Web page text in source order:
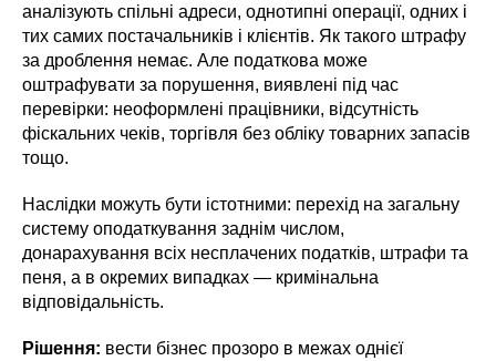
аналізують спільні адреси, однотипні операції, одних і
тих самих постачальників і клієнтів. Як такого штрафу
за дроблення немає. Але податкова може
оштрафувати за порушення, виявлені під час
перевірки: неоформлені працівники, відсутність
фіскальних чеків, торгівля без обліку товарних запасів
тощо.
Наслідки можуть бути істотними: перехід на загальну
систему оподаткування заднім числом,
донарахування всіх несплачених податків, штрафи та
пеня, а в окремих випадках — кримінальна
відповідальність.
Рішення: вести бізнес прозоро в межах однієї